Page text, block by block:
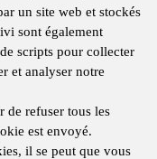
un site web et stockés
sont également
scripts pour collecter
et analyser notre
de refuser tous les
est envoyé.
il se peut que vous